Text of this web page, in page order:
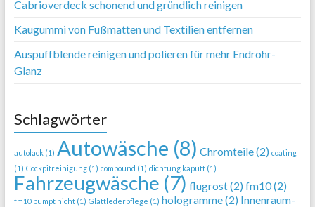
Cabrioverdeck schonend und gründlich reinigen
Kaugummi von Fußmatten und Textilien entfernen
Auspuffblende reinigen und polieren für mehr Endrohr-
Glanz
Schlagwörter
autolack(1) Autowäsche (8) Chromteile(2) coating
(1) Cockpitreinigung(1) compound (1) dichtung kaputt(1)
Fahrzeugwäsche (7) flugrost(2) fm10(2)
fm10 pumpt nicht(1) Glattlederpflege (1) hologramme(2) Innenraum-